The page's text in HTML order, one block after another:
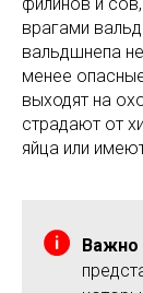
филинов и
врагами
вальдшнепа
менее
выходят на
страдают от
яйца или
Важно